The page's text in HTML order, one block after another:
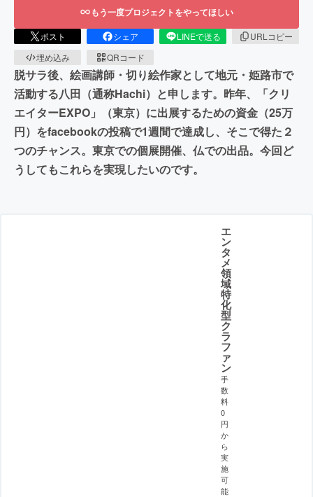
もう一度プロジェクトをやってほしい
ポスト シェア LINEで送る
URLコピー
埋め込み
QRコード
脱サラ後、絵画講師・切り絵作家として地元・姫路市で
活動する八田（通称Hachi）と申します。昨年、「クリ
エイターEXPO」（東京）に出展するための資金（25万
円）をfacebookの投稿で1週間で達成し、そこで得た２
つのチャンス。東京での個展開催、仏での出品。今回ど
うしてもこれらを実現したいのです。
エ
ン
タ
メ
領
域
特
化
型
ク
ラ
フ
ァ
ン
手
数
料
0
円
か
ら
実
施
可
能